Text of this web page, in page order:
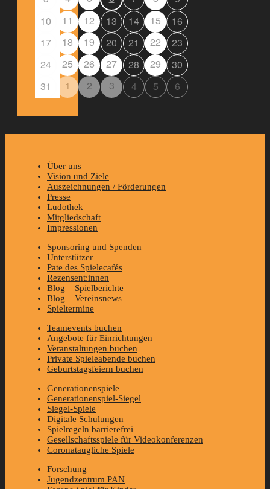
10
11 12 13 14 15
16
17
18 19 20 21 22
23
24
25 26 27 28 29
30
31
1 2 3 4 5 6
Über uns
Vision und Ziele
Auszeichnungen / Förderungen
Presse
Ludothek
Mitgliedschaft
Impressionen
Sponsoring und Spenden
Unterstützer
Pate des Spielecafés
Rezensent:innen
Blog – Spielberichte
Blog – Vereinsnews
Spieltermine
Teamevents buchen
Angebote für Einrichtungen
Veranstaltungen buchen
Private Spieleabende buchen
Geburtstagsfeiern buchen
Generationenspiele
Generationenspiel-Siegel
Siegel-Spiele
Digitale Schulungen
Spielregeln barrierefrei
Gesellschaftsspiele für Videokonferenzen
Coronataugliche Spiele
Forschung
Jugendzentrum PAN